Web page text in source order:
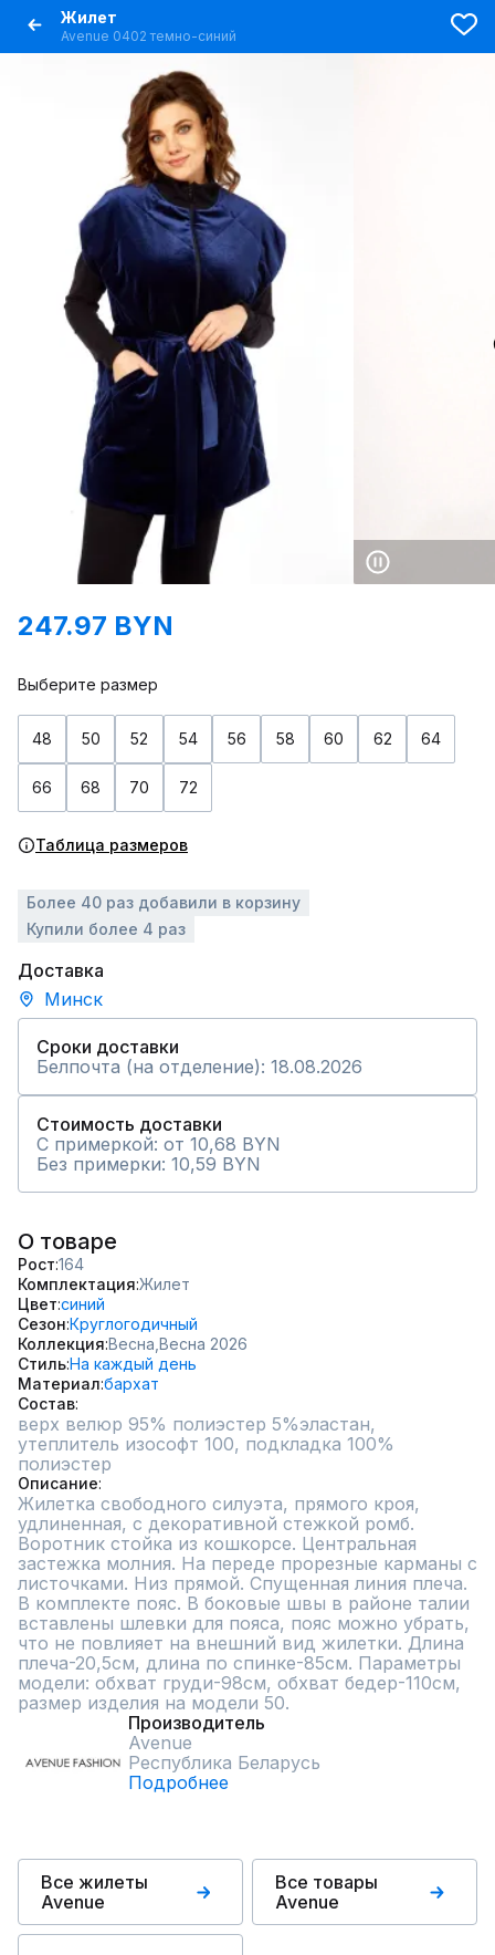
Жилет
Avenue 0402 темно-синий
247.97 BYN
Выберите размер
48 50 52 54 56 58 60 62 64
66 68 70 72
Таблица размеров
Более 40 раз добавили в корзину
Купили более 4 раз
Доставка
Минск
Сроки доставки
Белпочта (на отделение): 18.08.2026
Стоимость доставки
С примеркой: от 10,68 BYN
Без примерки: 10,59 BYN
О товаре
Рост 164
Комплектация Жилет
Цвет синий
Сезон Круглогодичный
Коллекция Весна, Весна 2026
СтильНа каждый день
Материал бархат
Состав
верх велюр 95% полиэстер 5%эластан,
утеплитель изософт 100, подкладка 100%
Описание
Жилетка свободного силуэта, прямого кроя,
удлиненная, с декоративной стежкой ромб.
Воротник стойка из кошкорсе. Центральная
застежка молния. На переде прорезные карманы с
листочками. Низ прямой. Спущенная линия плеча.
В комплекте пояс. В боковые швы в районе талии
вставлены шлевки для пояса, пояс можно убрать,
что не повлияет на внешний вид жилетки. Длина
плеча-20,5см, длина по спинке-85см. Параметры
модели: обхват груди-98см, обхват бедер-110см,
размер изделия на модели 50.
Производитель
Avenue
Республика Беларусь
Подробнее
Все жилеты
Avenue
Все товары
Avenue